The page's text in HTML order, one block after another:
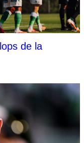
de la